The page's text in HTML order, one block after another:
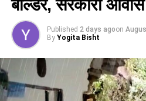
इसके तहत श्रमिकों को हर
मजदूरी का प्रावधान भी किया
बोल्डर, सरकारी
Published 2 days agoon
By Yogita Bisht